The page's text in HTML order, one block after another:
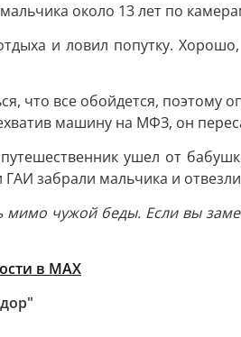
около 13 лет по
и ловил попутку.
что все обойдется,
машину на МФЗ, он
ушел от
забрали мальчика и
чужой беды. Если вы
в МАХ